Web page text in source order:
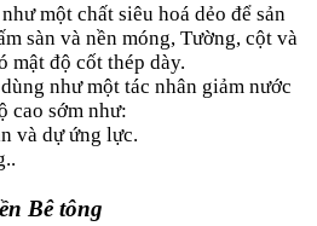
một chất siêu hoá dẻo để sản
sàn và nền móng, Tường, cột và
mật độ cốt thép dày.
như một tác nhân giảm nước
cao sớm như:
và dự ứng lực.
Bê tông